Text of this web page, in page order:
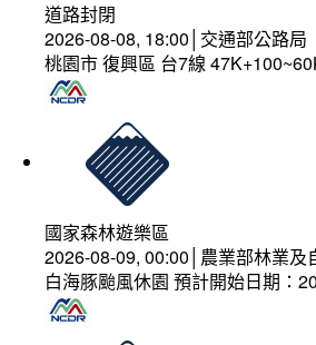
道路封閉
2026-08-08, 18:00│交通部公路局
桃園市 復興區 台7線
國家森林遊樂區
2026-08-09, 00:00│農業部林業及
白海豚颱風休園 預計開始日期：